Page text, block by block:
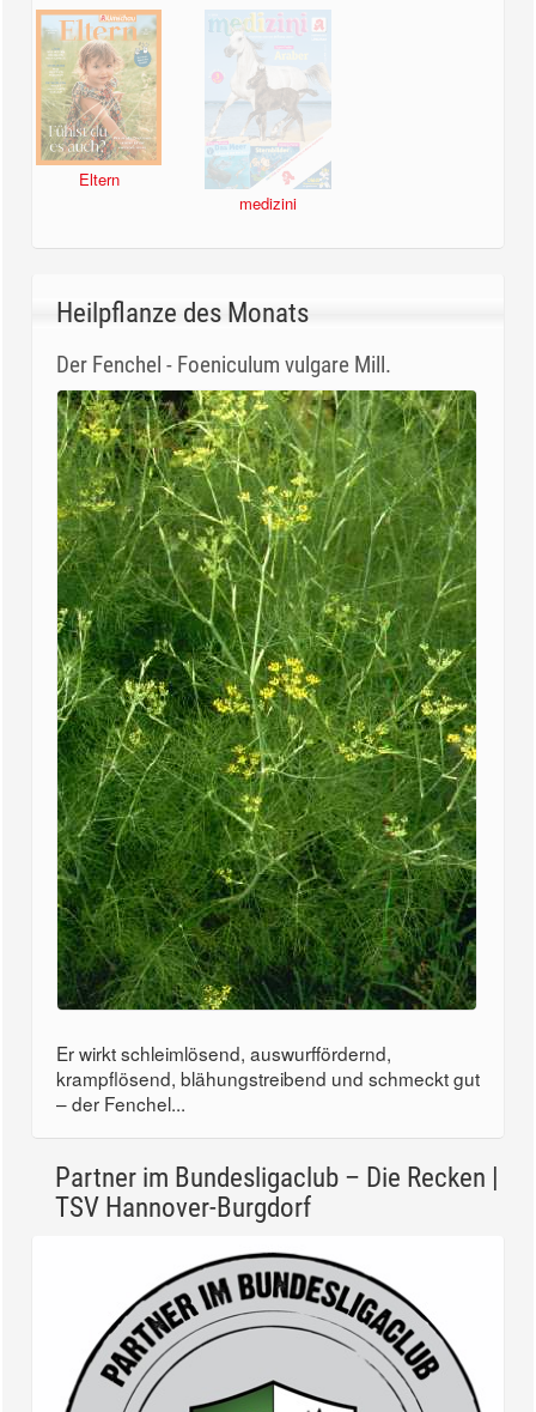
Eltern
medizini
Heilpflanze des Monats
Der Fenchel - Foeniculum vulgare Mill.
Er wirkt schleimlösend, auswurffördernd,
krampflösend, blähungstreibend und schmeckt gut
– der Fenchel...
Partner im Bundesligaclub – Die Recken |
TSV Hannover-Burgdorf